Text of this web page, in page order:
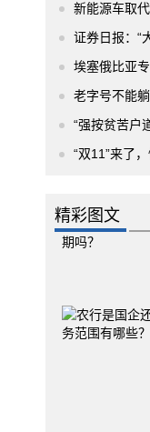
新能源车取
证券日报：“
埃塞俄比亚
老字号不能
“强按贫苦户
“双11”来了
精彩图文